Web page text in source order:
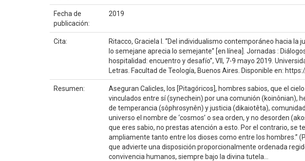
Fecha de
publicación:
2019
Cita:
Ritacco, Graciela I. “Del individualismo contemporáneo hacia la
lo semejane aprecia lo semejante” [en línea]. Jornadas :
hospitalidad: encuentro y desafío”, VII, 7-9 mayo 2019.
Letras. Facultad de Teología, Buenos Aires. Disponible en:
Resumen:
Aseguran Calicles, los [Pitagóricos], hombres sabios, que el
vinculados entre sí (synechein) por una comunión (koinônian),
de temperancia (sôphrosynên) y justicia (dikaiotêta),
universo el nombre de ‘cosmos’ o sea orden, y no desorden
que eres sabio, no prestas atención a esto. Por el contrario, se
ampliamente tanto entre los dioses como entre los hombres.”
que advierte una disposición proporcionalmente ordenada
convivencia humanos, siempre bajo la divina tutela...